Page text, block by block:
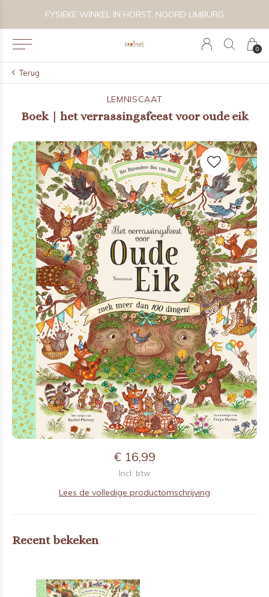
0
FYSIEKE WINKEL IN HORST, NOORD LIMBURG
Terug
LEMNISCAAT
Boek | het verrassingsfeest voor oude eik
€ 16,99
Incl. btw
Lees de volledige productomschrijving
Recent bekeken